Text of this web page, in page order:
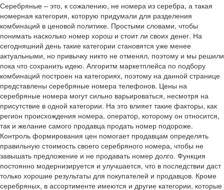
Серебряные – это, к сожалению, не номера из серебра, а такая
номерная категория, которую придумали для разделения
комбинаций в ценовой политике. Простыми словами, чтобы
понимать насколько номер хорош и стоит ли своих денег. На
сегодняшний день такие категории становятся уже менее
актуальными, но привычку никто не отменял, поэтому и мы решили
пока что сохранить идею. Алгоритм маркетплейса по подбору
комбинаций построен на категориях, поэтому на данной странице
представлены серебряные номера телефонов. Цены на
серебряные номера могут сильно варьироваться, несмотря на
присутствие в одной категории. На это влияет такие факторы, как
регион происхождения номера, оператор, которому он относится,
так и желание самого продавца продать номер подороже.
Контроль формирования цен помогает продавцам определять
правильную стоимость своего серебряного номера, чтобы не
завышать предложение и не продавать номер долго. Функция
постоянно модернизируется и улучшается, что в последствии даст
только хорошие результаты для покупателей и продавцов. Кроме
серебряных, в ассортименте имеются и другие категории, которые